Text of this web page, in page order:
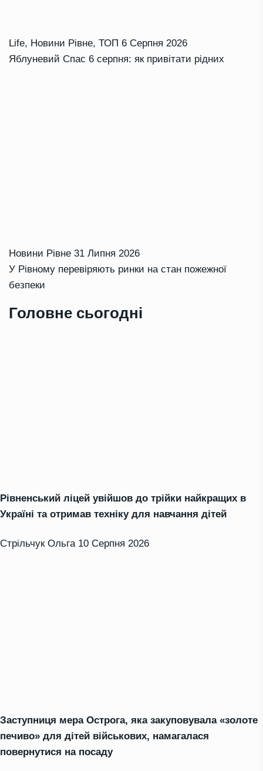
Life, Новини Рівне, ТОП 6 Серпня 2026
Яблуневий Спас 6 серпня: як привітати рідних
Новини Рівне 31 Липня 2026
У Рівному перевіряють ринки на стан пожежної
безпеки
Головне сьогодні
Рівненський ліцей увійшов до трійки найкращих в
Україні та отримав техніку для навчання дітей
Стрільчук Ольга 10 Серпня 2026
Заступниця мера Острога, яка закуповувала «золоте
печиво» для дітей військових, намагалася
повернутися на посаду